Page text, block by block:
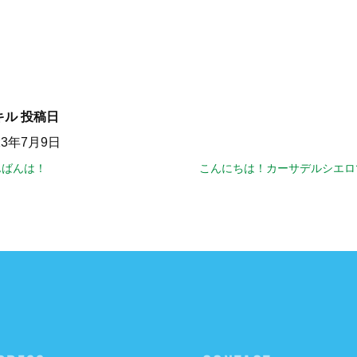
ル 投稿日
年7月9日
んは！ こんにちは！カーサデルシエ